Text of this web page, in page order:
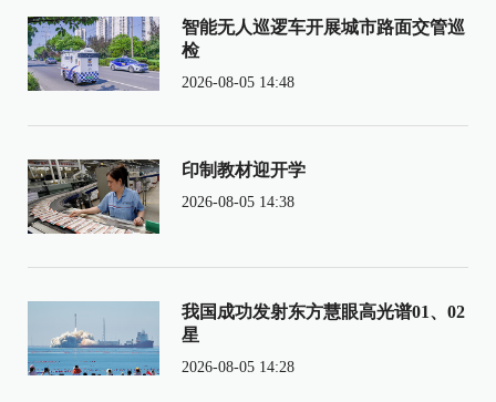
智能无人巡逻车开展城市路面交管巡
检
2026-08-05 14:48
印制教材迎开学
2026-08-05 14:38
我国成功发射东方慧眼高光谱01、02
星
2026-08-05 14:28